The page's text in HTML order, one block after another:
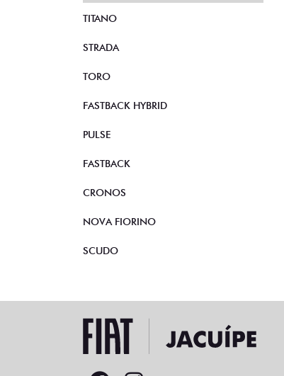
TITANO
STRADA
TORO
FASTBACK HYBRID
PULSE
FASTBACK
CRONOS
NOVA FIORINO
SCUDO